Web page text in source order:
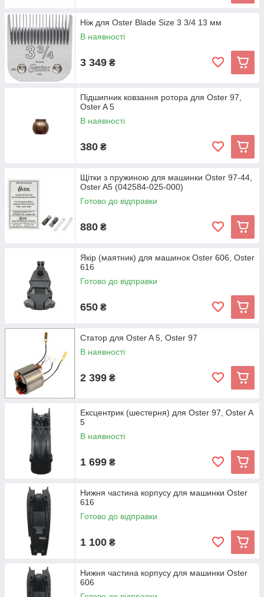
Ніж для Oster Blade Size 3 3/4 13 мм
В наявності
3 349 ₴
Підшипник ковзання ротора для Oster 97,
Oster A 5
В наявності
380 ₴
Щітки з пружиною для машинки Oster 97-44,
Oster A5 (042584-025-000)
Готово до відправки
880 ₴
Якір (маятник) для машинок Oster 606, Oster
616
Готово до відправки
650 ₴
Статор для Oster A 5, Oster 97
В наявності
2 399 ₴
Ексцентрик (шестерня) для Oster 97, Oster A
5
В наявності
1 699 ₴
Нижня частина корпусу для машинки Oster
616
Готово до відправки
1 100 ₴
Нижня частина корпусу для машинки Oster
606